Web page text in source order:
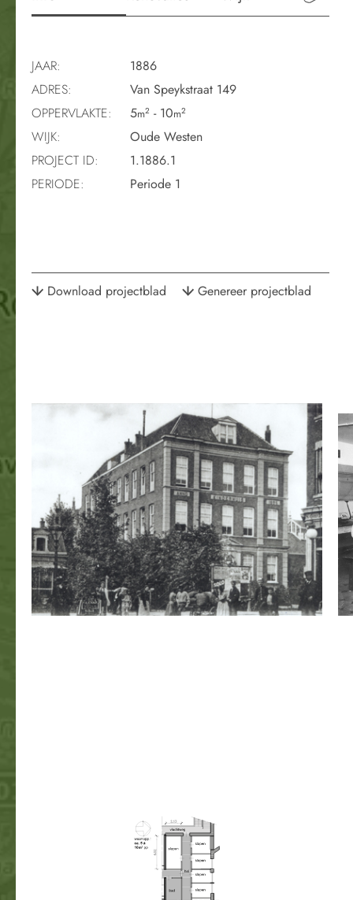
JAAR:
1886
ADRES:
Van Speykstraat 149
OPPERVLAKTE:
5m2 - 10m2
WIJK:
Oude Westen
PROJECT ID:
1.1886.1
PERIODE:
Periode 1
Download projectblad Genereer projectblad